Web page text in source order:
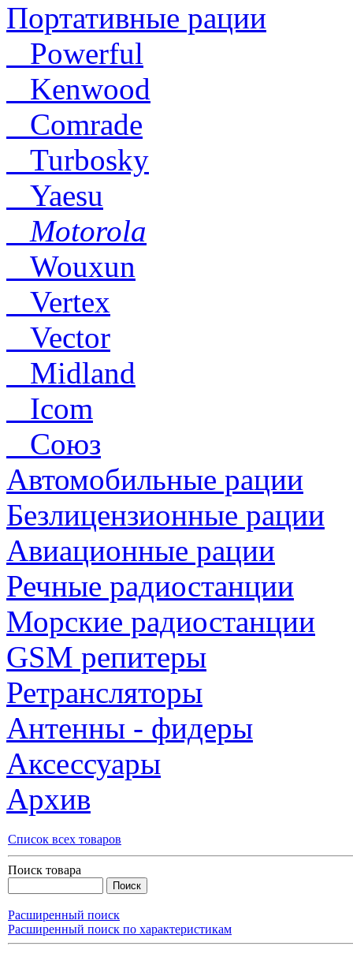
Портативные рации
Powerful
Kenwood
Comrade
Turbosky
Yaesu
Motorola
Wouxun
Vertex
Vector
Midland
Icom
Союз
Автомобильные рации
Безлицензионные рации
Авиационные рации
Речные радиостанции
Морские радиостанции
GSM репитеры
Ретрансляторы
Антенны - фидеры
Аксессуары
Архив
Список всех товаров
Поиск товара
Расширенный поиск
Расширенный поиск по характеристикам